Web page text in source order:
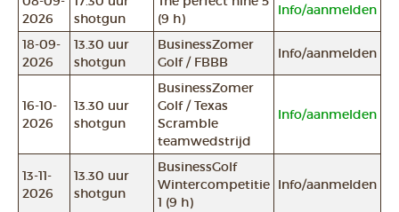
2026
shotgun
(9 h)
Info/aanmelden
18-09-
2026
13.30 uur
shotgun
BusinessZomer
Golf / FBBB
Info/aanmelden
16-10-
2026
13.30 uur
shotgun
BusinessZomer
Golf / Texas
Scramble
teamwedstrijd
Info/aanmelden
13-11-
2026
13.30 uur
shotgun
BusinessGolf
Wintercompetitie
1 (9 h)
Info/aanmelden